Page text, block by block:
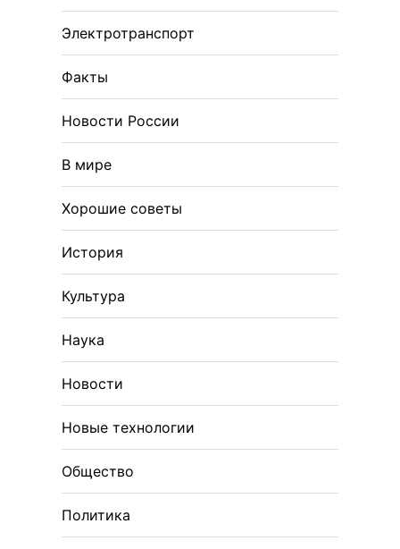
Электротранспорт
Факты
Новости России
В мире
Хорошие советы
История
Культура
Наука
Новости
Новые технологии
Общество
Политика